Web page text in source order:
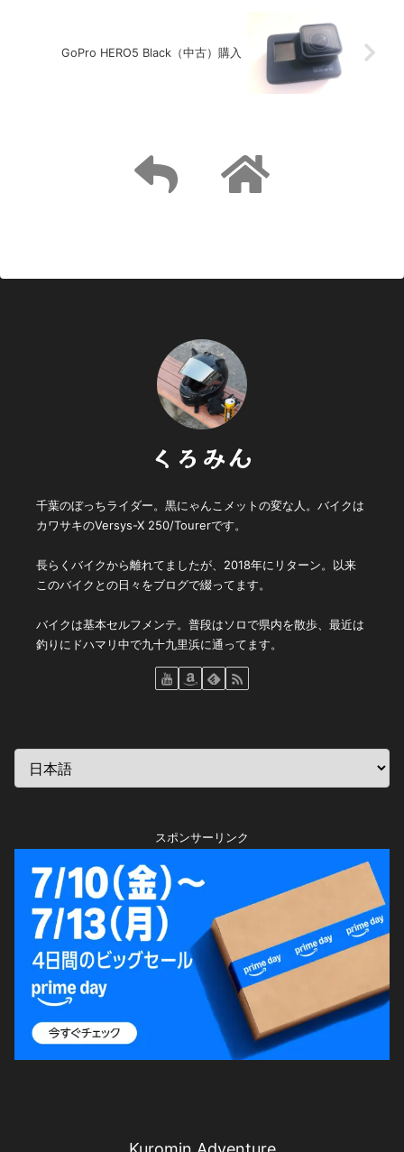
GoPro HERO5 Black（中古）購入
くろみん
千葉のぼっちライダー。黒にゃんこメットの変な人。バイクは
カワサキのVersys-X 250/Tourerです。
長らくバイクから離れてましたが、2018年にリターン。以来
このバイクとの日々をブログで綴ってます。
バイクは基本セルフメンテ。普段はソロで県内を散歩、最近は
釣りにドハマリ中で九十九里浜に通ってます。
スポンサーリンク